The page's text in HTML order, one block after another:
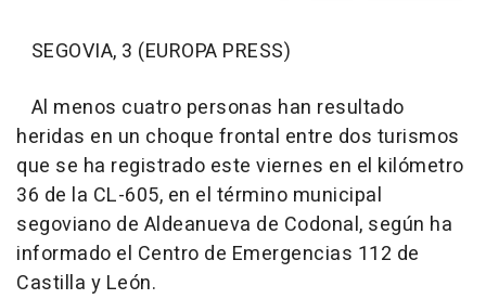
SEGOVIA, 3 (EUROPA PRESS)
Al menos cuatro personas han resultado
heridas en un choque frontal entre dos turismos
que se ha registrado este viernes en el kilómetro
36 de la CL-605, en el término municipal
segoviano de Aldeanueva de Codonal, según ha
informado el Centro de Emergencias 112 de
Castilla y León.